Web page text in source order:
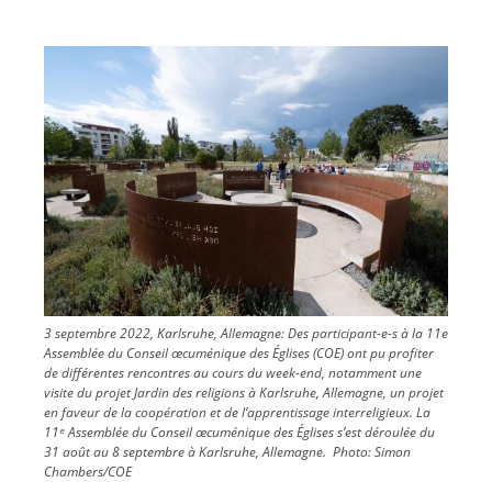
3 septembre 2022, Karlsruhe, Allemagne: Des participant-e-s à la 11e
Assemblée du Conseil œcuménique des Églises (COE) ont pu profiter
de différentes rencontres au cours du week-end, notamment une
visite du projet Jardin des religions à Karlsruhe, Allemagne, un projet
en faveur de la coopération et de l’apprentissage interreligieux. La
11ᵉ Assemblée du Conseil œcuménique des Églises s’est déroulée du
31 août au 8 septembre à Karlsruhe, Allemagne. Photo:Simon
Chambers/COE